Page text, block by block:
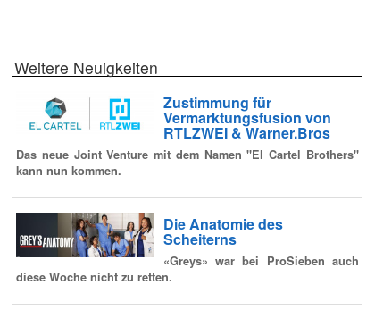
Weitere Neuigkeiten
Zustimmung für
Vermarktungsfusion von
RTLZWEI & Warner.Bros
Das neue Joint Venture mit dem Namen "El Cartel Brothers"
kann nun kommen.
Die Anatomie des
Scheiterns
«Greys» war bei ProSieben auch
diese Woche nicht zu retten.